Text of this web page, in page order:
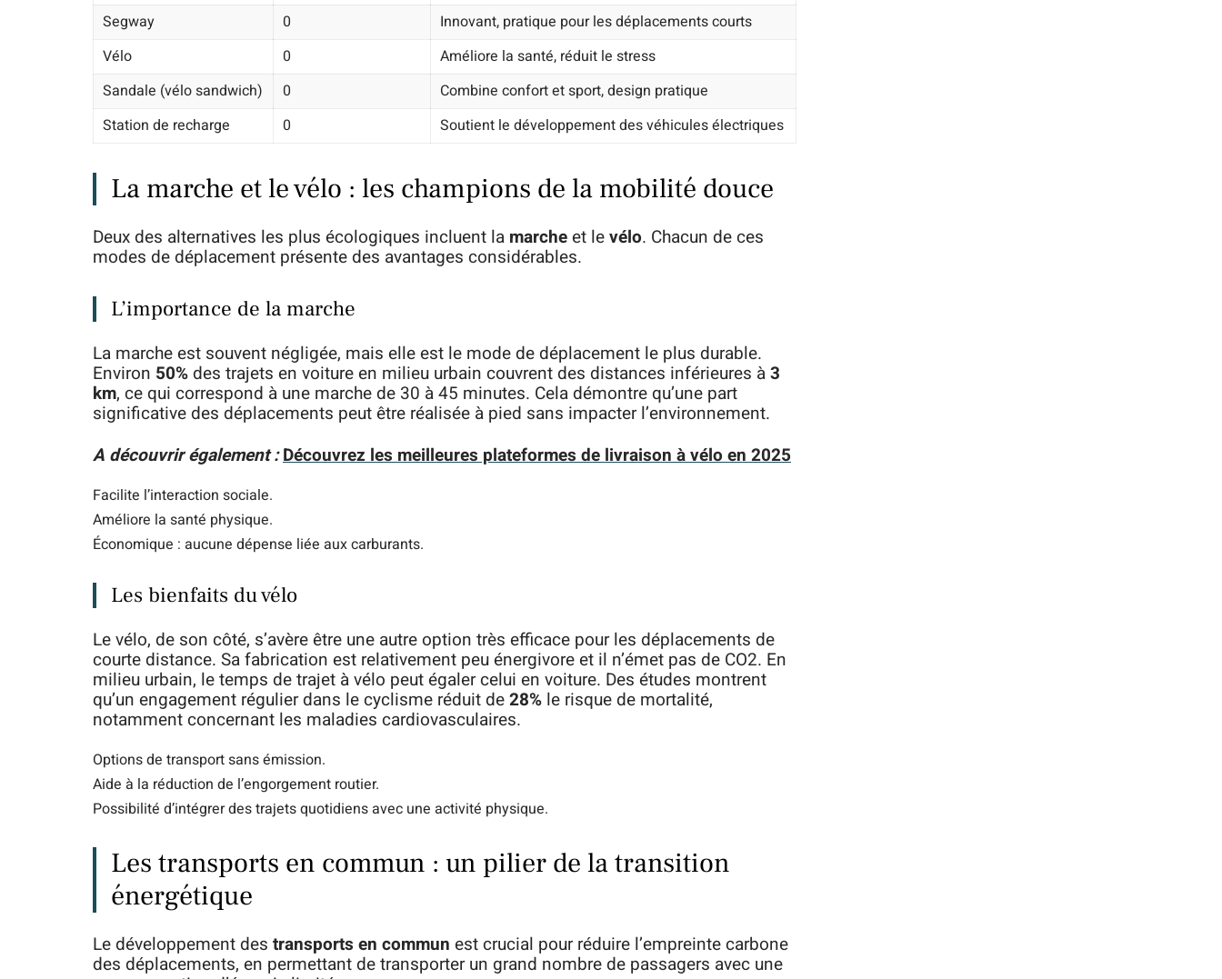
Segway
0
Innovant, pratique pour les déplacements courts
Vélo
0
Améliore la santé, réduit le stress
Sandale (vélo sandwich)
0
Combine confort et sport, design pratique
Station de recharge
0 Soutient le développement des véhicules électriques
La marche et le vélo : les champions de la mobilité douce
Deux des alternatives les plus écologiques incluent la marcheet levélo. Chacun de ces
modes de déplacement présente des avantages considérables.
L’importance de la marche
La marche est souvent négligée, mais elle est le mode de déplacement le plus durable.
Environ 50% des trajets en voiture en milieu urbain couvrent des distances inférieures à3
km, ce qui correspond à une marche de 30 à 45 minutes. Cela démontre qu’une part
significative des déplacements peut être réalisée à pied sans impacter l’environnement.
A découvrir également :Découvrez les meilleures plateformes de livraison à vélo en 2025
Facilite l’interaction sociale.
Améliore la santé physique.
Économique : aucune dépense liée aux carburants.
Les bienfaits du vélo
Le vélo, de son côté, s’avère être une autre option très efficace pour les déplacements de
courte distance. Sa fabrication est relativement peu énergivore et il n’émet pas de CO2. En
milieu urbain, le temps de trajet à vélo peut égaler celui en voiture. Des études montrent
qu’un engagement régulier dans le cyclisme réduit de28% le risque de mortalité,
notamment concernant les maladies cardiovasculaires.
Options de transport sans émission.
Aide à la réduction de l’engorgement routier.
Possibilité d’intégrer des trajets quotidiens avec une activité physique.
Les transports en commun : un pilier de la transition
énergétique
Le développement des transports en commun est crucial pour réduire l’empreinte carbone
des déplacements, en permettant de transporter un grand nombre de passagers avec une